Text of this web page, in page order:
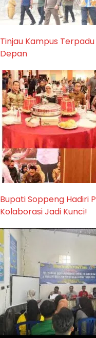
Tinjau Kampus
Depan
Bupati Soppeng Hadiri
Kolaborasi Jadi Kunci!